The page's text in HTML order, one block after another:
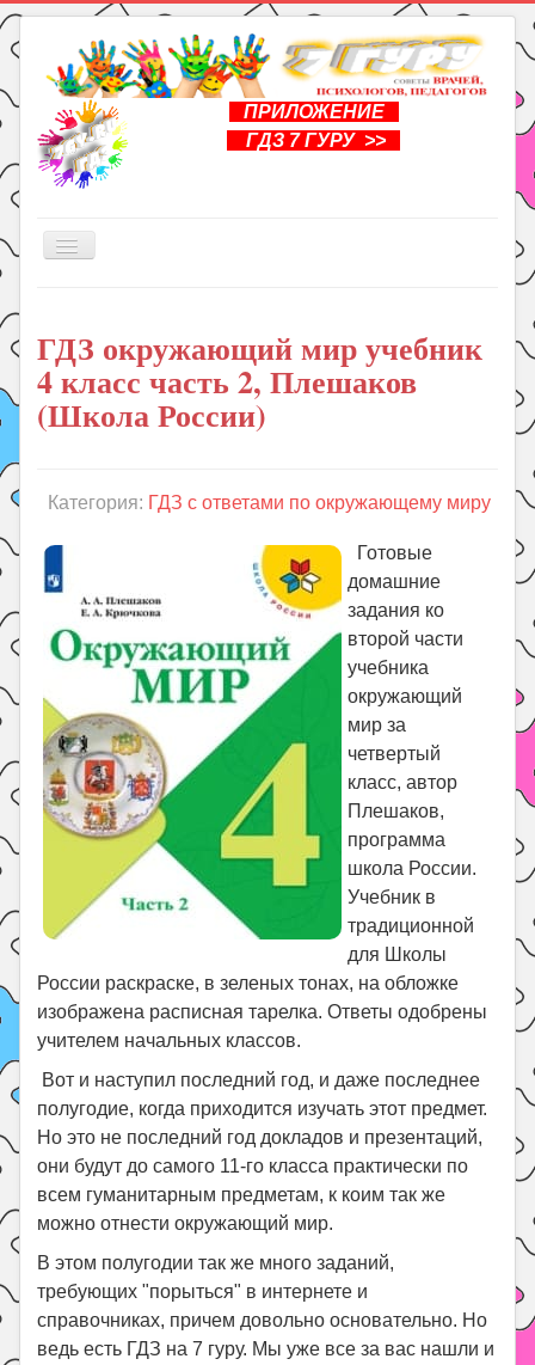
ПРИЛОЖЕНИЕ
ГДЗ 7 ГУРУ >>
Включить/
Книги
Рукоделие
Подготовка к школе
ГДЗ
Праздники
Психология
Летом!
Поиск
ГДЗ окружающий мир учебник
4 класс часть 2, Плешаков
(Школа России)
Категория: ГДЗ с ответами по окружающему миру
Готовые
домашние
задания ко
второй части
учебника
окружающий
мир за
четвертый
класс, автор
Плешаков,
программа
школа России.
Учебник в
традиционной
для Школы
России раскраске, в зеленых тонах, на обложке
изображена расписная тарелка. Ответы одобрены
учителем начальных классов.
Вот и наступил последний год, и даже последнее
полугодие, когда приходится изучать этот предмет.
Но это не последний год докладов и презентаций,
они будут до самого 11-го класса практически по
всем гуманитарным предметам, к коим так же
можно отнести окружающий мир.
В этом полугодии так же много заданий,
требующих "порыться" в интернете и
справочниках, причем довольно основательно. Но
ведь есть ГДЗ на 7 гуру. Мы уже все за вас нашли и